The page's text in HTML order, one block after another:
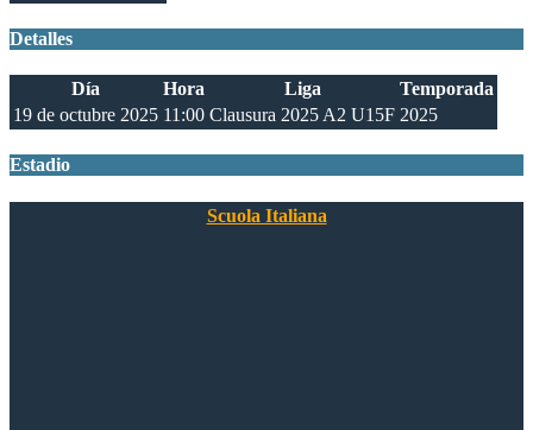
Detalles
Día Hora Liga
Temporada
19 de octubre 2025 11:00 Clausura 2025 A2 U15F 2025
Estadio
Scuola Italiana